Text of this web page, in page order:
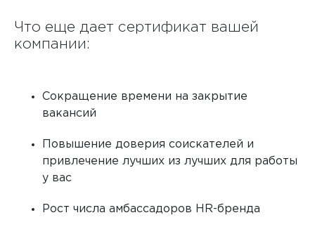
Что еще дает сертификат вашей
компании:
Сокращение времени на закрытие
вакансий
Повышение доверия соискателей и
привлечение лучших из лучших для работы
у вас
Рост числа амбассадоров HR-бренда